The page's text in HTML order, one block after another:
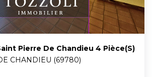
Pierre De Chandieu 4 Pièce(s)
CHANDIEU (69780)